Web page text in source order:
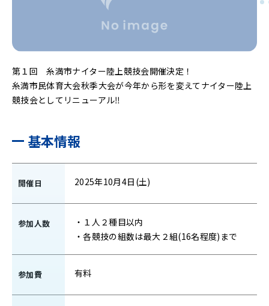
第１回 糸満市ナイター陸上競技会開催決定！
糸満市民体育大会秋季大会が今年から形を変えてナイター陸上
競技会としてリニューアル‼︎
基本情報
開催日 2025年10月4日(土)
参加人数
・１人２種目以内
・各競技の組数は最大２組(16名程度)まで
参加費 有料